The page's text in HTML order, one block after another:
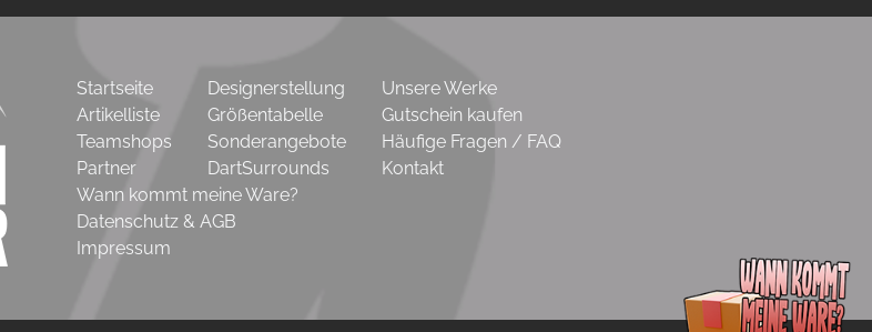
Startseite
Artikelliste
Teamshops
Partner
Designerstellung
Größentabelle
Sonderangebote
DartSurrounds
Unsere Werke
Gutschein kaufen
Häufige Fragen / FAQ
Kontakt
Wann kommt meine Ware?
Datenschutz & AGB
Impressum